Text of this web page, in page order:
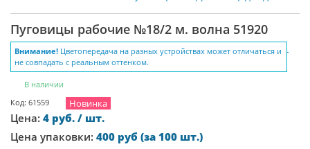
Пуговицы рабочие №18/2 м. волна 51920
Внимание! Цветопередача на разных устройствах может отличаться и
не совпадать с реальным оттенком.
В наличии
Код: 61559
Новинка
Цена: 4 руб. / шт.
Цена упаковки: 400 руб (за 100 шт.)